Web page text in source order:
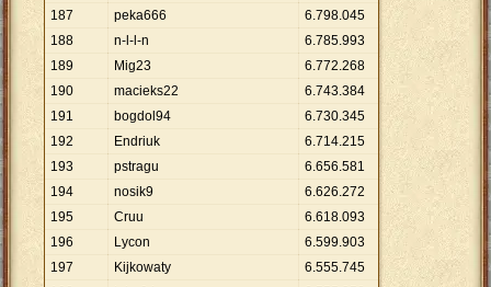
187
peka666 6.798.045
188
n-l-l-n 6.785.993
189
Mig23 6.772.268
190
macieks22 6.743.384
191
bogdol94 6.730.345
192
Endriuk 6.714.215
193
pstragu 6.656.581
194
nosik9 6.626.272
195
Cruu 6.618.093
196
Lycon 6.599.903
197
Kijkowaty 6.555.745